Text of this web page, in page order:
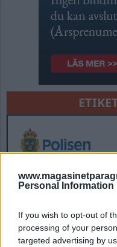
Personal Information
If you wish to opt-out of
processing of your
targeted advertising by